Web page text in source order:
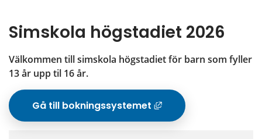
Simskola högstadiet 2026
Välkommen till simskola högstadiet för barn som fyller
13 år upp til 16 år.
Gå till bokningssystemet